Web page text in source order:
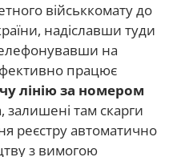
військкомату до
надіславши туди
на
працює
лінію за номером
залишені там скарги
реєстру автоматично
з вимогою